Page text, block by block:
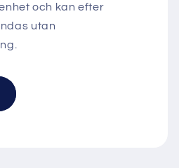
och kan efter
utan